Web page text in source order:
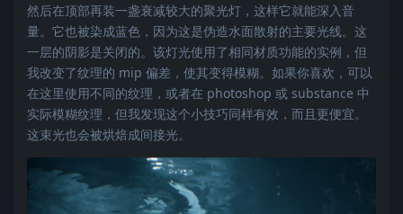
然后在顶部再装一盏衰减较大的聚光灯，这样它就能深入音
量。它也被染成蓝色，因为这是伪造水面散射的主要光线。这
一层的阴影是关闭的。该灯光使用了相同材质功能的实例，但
我改变了纹理的 mip 偏差，使其变得模糊。如果你喜欢，可以
在这里使用不同的纹理，或者在 photoshop 或 substance 中
实际模糊纹理，但我发现这个小技巧同样有效，而且更便宜。
这束光也会被烘焙成间接光。